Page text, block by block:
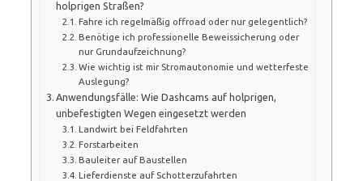
holprigen Straßen?
Fahre ich regelmäßig offroad oder nur gelegentlich?
Benötige ich professionelle Beweissicherung oder
nur Grundaufzeichnung?
Wie wichtig ist mir Stromautonomie und wetterfeste
Auslegung?
Anwendungsfälle: Wie Dashcams auf holprigen,
unbefestigten Wegen eingesetzt werden
Landwirt bei Feldfahrten
Forstarbeiten
Bauleiter auf Baustellen
Lieferdienste auf Schotterzufahrten